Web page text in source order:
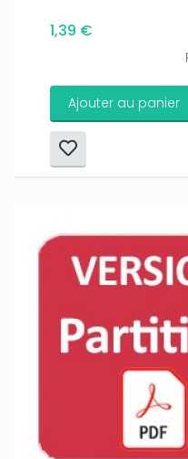
1,39 €
Ajouter au panier